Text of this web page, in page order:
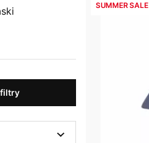
SUMMER